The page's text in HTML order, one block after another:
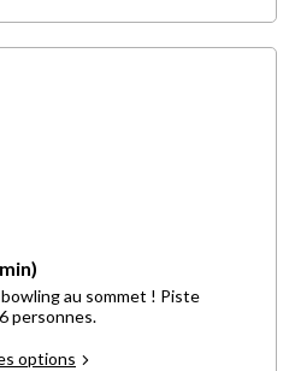
au sommet ! Piste
personnes.
options